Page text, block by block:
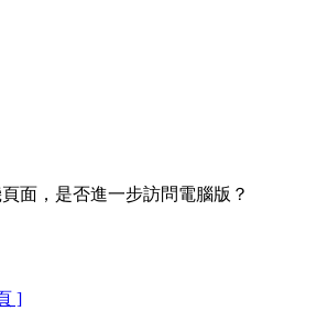
面，是否進一步訪問電腦版？
]